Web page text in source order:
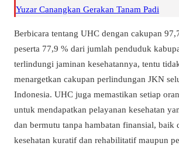
Yuzar Canangkan Gerakan Tanam Padi
Berbicara tentang UHC dengan cakupan
peserta 77,9 % dari jumlah penduduk
terlindungi jaminan kesehatannya, tentu
menargetkan cakupan perlindungan JKN
Indonesia. UHC juga memastikan setiap
untuk mendapatkan pelayanan kesehatan
dan bermutu tanpa hambatan finansial, baik
kesehatan kuratif dan rehabilitatif maupun